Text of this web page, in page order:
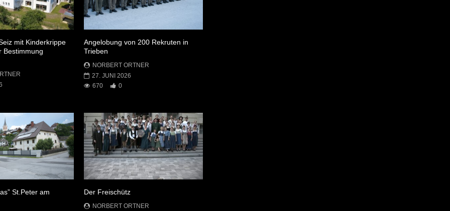
mit Kinderkrippe
Bestimmung
Angelobung von 200 Rekruten in
Trieben
NORBERT ORTNER
27. JUNI 2026
670
0
St.Peter am
Der Freischütz
NORBERT ORTNER